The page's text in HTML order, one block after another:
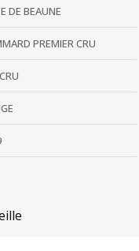
DE BEAUNE
PREMIER CRU